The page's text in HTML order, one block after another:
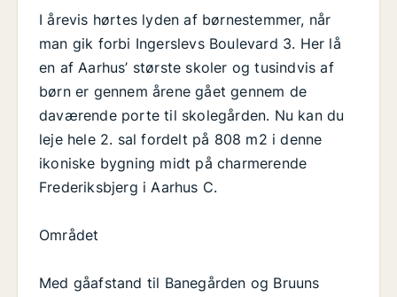
I årevis hørtes lyden af børnestemmer, når
man gik forbi Ingerslevs Boulevard 3. Her lå
en af Aarhus’ største skoler og tusindvis af
børn er gennem årene gået gennem de
daværende porte til skolegården. Nu kan du
leje hele 2. sal fordelt på 808 m2 i denne
ikoniske bygning midt på charmerende
Frederiksbjerg i Aarhus C.
Området
Med gåafstand til Banegården og Bruuns